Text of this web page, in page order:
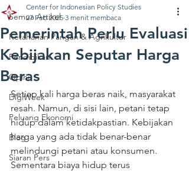
Semua Artikel
Ketahanan Pangan & Agrikultur
Pendidikan
Opini
DigiWeek
Peluang Ekonomi
Blog
Siaran Pers
Pemerintah Perlu Evaluasi
Kebijakan Seputar Harga
Beras
Center for Indonesian Policy Studies
27 Feb 2025 3 menit membaca
Setiap kali harga beras naik, masyarakat
resah. Namun, di sisi lain, petani tetap
hidup dalam ketidakpastian. Kebijakan
harga yang ada tidak benar-benar
melindungi petani atau konsumen.
Sementara biaya hidup terus